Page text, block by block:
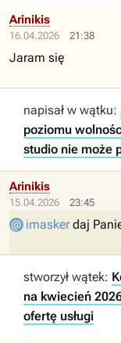
16.04.2026 21:38
Arinikis
Jaram się
napisał w wątku:
poziomu
studio nie może
15.04.2026 23:45
Arinikis
imaskerdaj
stworzył wątek:
na kwiecień
ofertę usługi